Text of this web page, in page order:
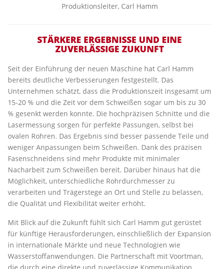
Produktionsleiter, Carl Hamm
STÄRKERE ERGEBNISSE UND EINE
ZUVERLÄSSIGE ZUKUNFT
Seit der Einführung der neuen Maschine hat Carl Hamm
bereits deutliche Verbesserungen festgestellt. Das
Unternehmen schätzt, dass die Produktionszeit insgesamt um
15-20 % und die Zeit vor dem Schweißen sogar um bis zu 30
% gesenkt werden konnte. Die hochpräzisen Schnitte und die
Lasermessung sorgen für perfekte Passungen, selbst bei
ovalen Rohren. Das Ergebnis sind besser passende Teile und
weniger Anpassungen beim Schweißen. Dank des präzisen
Fasenschneidens sind mehr Produkte mit minimaler
Nacharbeit zum Schweißen bereit. Darüber hinaus hat die
Möglichkeit, unterschiedliche Rohrdurchmesser zu
verarbeiten und Trägerstege an Ort und Stelle zu belassen,
die Qualität und Flexibilität weiter erhöht.
Mit Blick auf die Zukunft fühlt sich Carl Hamm gut gerüstet
für künftige Herausforderungen, einschließlich der Expansion
in internationale Märkte und neue Technologien wie
Wasserstoffanwendungen. Die Partnerschaft mit Voortman,